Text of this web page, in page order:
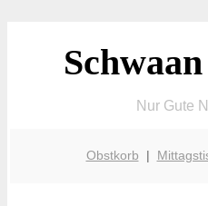
Nur Gute
Obstkorb |